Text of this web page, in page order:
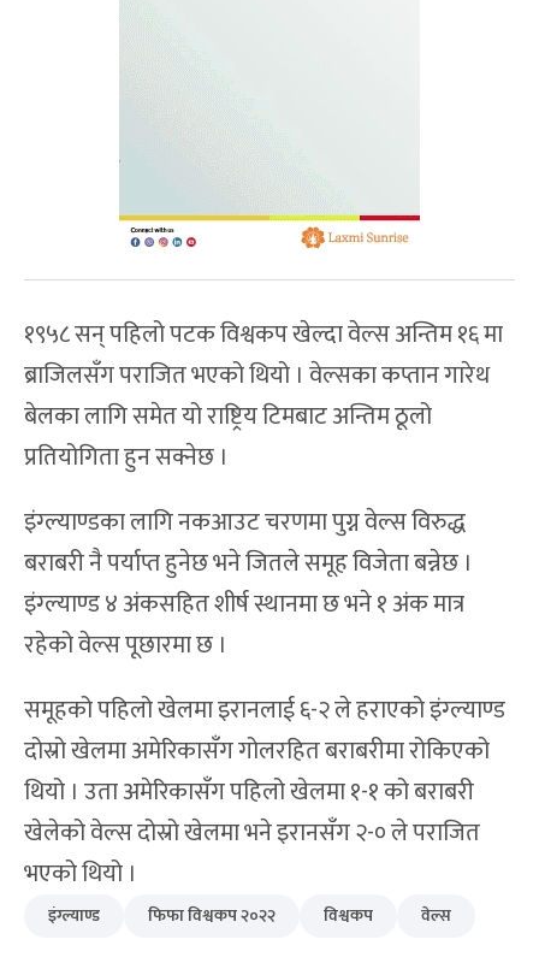
१९५८ सन् पहिलो पटक विश्वकप खेल्दा वेल्स अन्तिम १६ मा
ब्राजिलसँग पराजित भएको थियो । वेल्सका कप्तान गारेथ
बेलका लागि समेत यो राष्ट्रिय टिमबाट अन्तिम ठूलो
प्रतियोगिता हुन सक्नेछ ।
इंग्ल्याण्डका लागि नकआउट चरणमा पुग्न वेल्स विरुद्ध
बराबरी नै पर्याप्त हुनेछ भने जितले समूह विजेता बन्नेछ ।
इंग्ल्याण्ड ४ अंकसहित शीर्ष स्थानमा छ भने १ अंक मात्र
रहेको वेल्स पूछारमा छ ।
समूहको पहिलो खेलमा इरानलाई ६-२ ले हराएको इंग्ल्याण्ड
दोस्रो खेलमा अमेरिकासँग गोलरहित बराबरीमा रोकिएको
थियो । उता अमेरिकासँग पहिलो खेलमा १-१ को बराबरी
खेलेको वेल्स दोस्रो खेलमा भने इरानसँग २-० ले पराजित
भएको थियो ।
इंग्ल्याण्ड फिफा विश्वकप २०२२ विश्वकप वेल्स